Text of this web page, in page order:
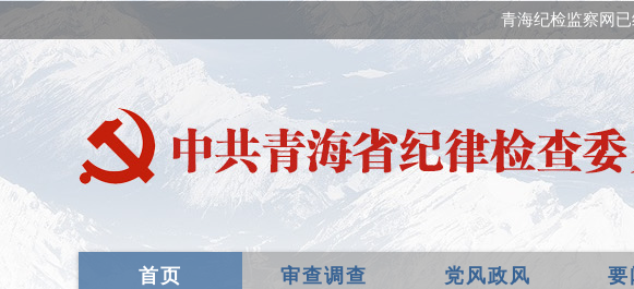
青海纪检监察网已
首页 审查调查 党风政风 要